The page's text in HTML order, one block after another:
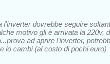
l'inverter dovrebbe seguire
motivo gli è arrivata la 220v,
ad aprire l'inverter,
lo cambi (al costo di pochi euro)